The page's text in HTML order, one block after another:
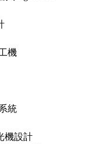
機
統
機設計